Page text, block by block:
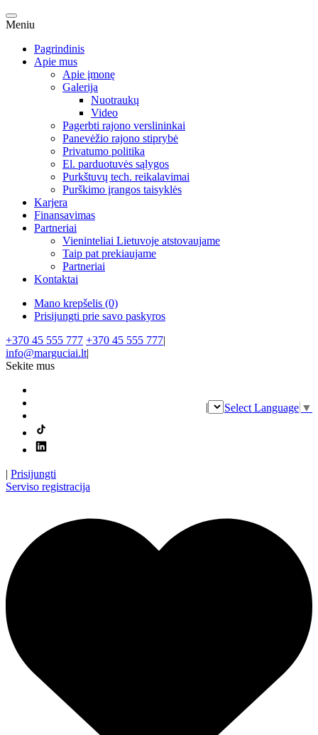
Meniu
Pagrindinis
Apie mus
Apie įmonę
Galerija
Nuotraukų
Video
Pagerbti rajono verslininkai
Panevėžio rajono stiprybė
Privatumo politika
El. parduotuvės sąlygos
Purkštuvų tech. reikalavimai
Purškimo įrangos taisyklės
Karjera
Finansavimas
Partneriai
Vieninteliai Lietuvoje atstovaujame
Taip pat prekiaujame
Partneriai
Kontaktai
Mano krepšelis (0)
Prisijungti prie savo paskyros
+370 45 555 777 +370 45 555 777|
info@marguciai.lt|
Sekite mus
| Prisijungti
| Select Language ▼
Serviso registracija